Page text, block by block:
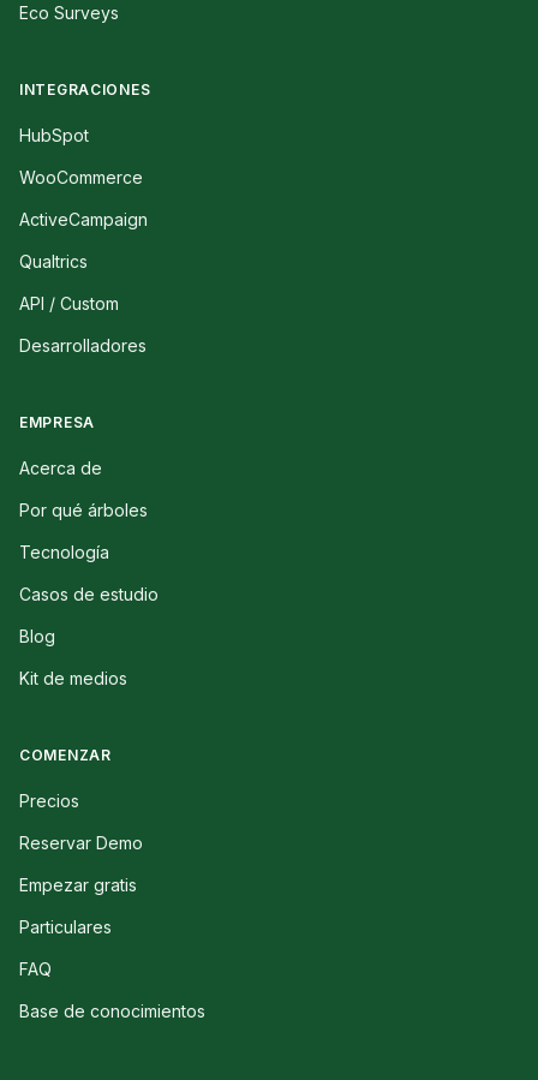
Eco Surveys
INTEGRACIONES
HubSpot
WooCommerce
ActiveCampaign
Qualtrics
API / Custom
Desarrolladores
EMPRESA
Acerca de
Por qué árboles
Tecnología
Casos de estudio
Blog
Kit de medios
COMENZAR
Precios
Reservar Demo
Empezar gratis
Particulares
FAQ
Base de conocimientos